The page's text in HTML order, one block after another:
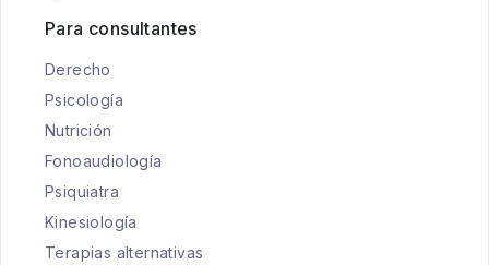
Para consultantes
Derecho
Psicología
Nutrición
Fonoaudiología
Psiquiatra
Kinesiología
Terapias alternativas